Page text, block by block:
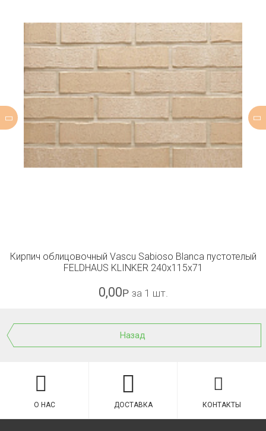
Кирпич облицовочный Vascu Sabioso Blanca пустотелый
FELDHAUS KLINKER 240x115x71
0,00Р за 1 шт.
Назад
О НАС ДОСТАВКА КОНТАКТЫ